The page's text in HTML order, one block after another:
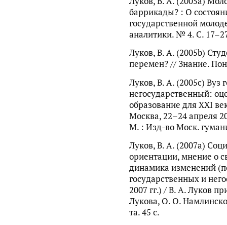
баррикады? : О
государственной
аналитики. № 4. С.
Луков, В. А. (2005b)
перемен? // Знание.
Луков, В. А. (2005c) Вуз
негосударственный:
образование для ХХI
Москва, 22–24 апреля
М. : Изд-во Моск.
Луков, В. А. (2007a)
ориентации, мнение о
динамика изменений
государственных и
2007 гг.) / В. А. Луков
Лукова, О. О.
та. 45 с.